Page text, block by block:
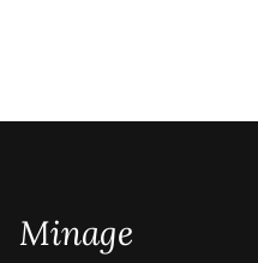
Minage